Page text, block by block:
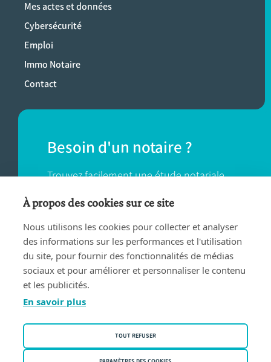
Mes actes et données
Cybersécurité
Emploi
Immo Notaire
Contact
Besoin d'un notaire ?
Trouvez facilement une étude notariale
près de chez vous.
TROUVER UN NOTAIRE
Conditions d'utilisation
À propos des cookies sur ce site
Nous utilisons les cookies pour collecter et analyser
des informations sur les performances et l'utilisation
du site, pour fournir des fonctionnalités de médias
sociaux et pour améliorer et personnaliser le contenu
et les publicités.
En savoir plus
TOUT REFUSER